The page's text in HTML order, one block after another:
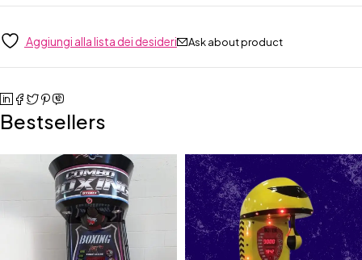
Aggiungi alla lista dei desideri Ask about product
Bestsellers